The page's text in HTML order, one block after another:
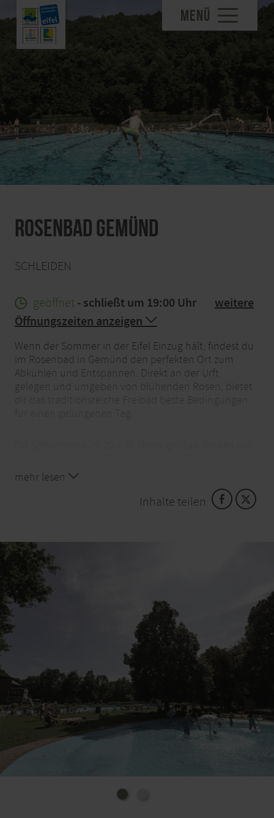
MENÜ
Rosenbad Gemünd
SCHLEIDEN
geöffnet - schließt um 19:00 Uhr
weitere
Öffnungszeiten anzeigen
Wenn der Sommer in der Eifel Einzug hält, findest du
im Rosenbad in Gemünd den perfekten Ort zum
Abkühlen und Entspannen. Direkt an der Urft
gelegen und umgeben von blühenden Rosen, bietet
mit der ganzen Familie – hier kommt jeder auf seine
Kosten. Für den kleinen Hunger zwischendurch
versorgt dich der Kiosk mit Snacks und Getränken.
Rosenbad!
mehr lesen
Inhalte teilen: